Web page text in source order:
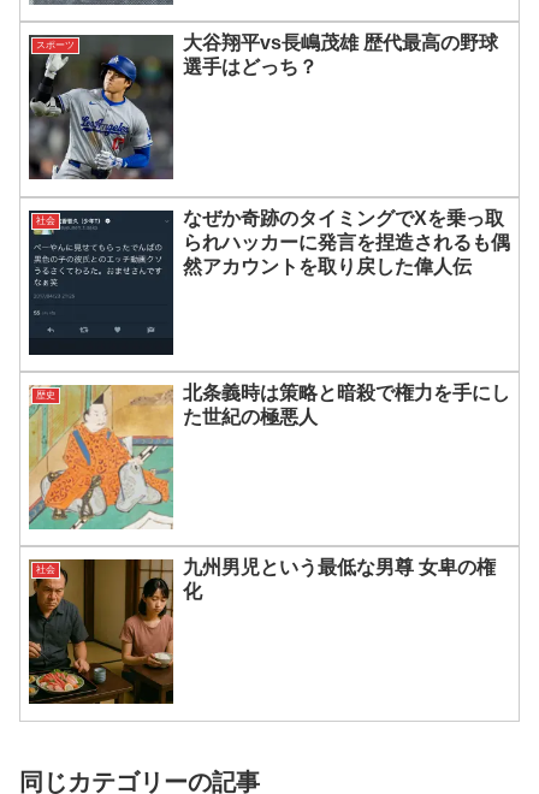
スポーツ
大谷翔平vs長嶋茂雄 歴代最高の野球
選手はどっち？
社会
なぜか奇跡のタイミングでXを乗っ取
られハッカーに発言を捏造されるも偶
然アカウントを取り戻した偉人伝
歴史
北条義時は策略と暗殺で権力を手にし
た世紀の極悪人
社会
九州男児という最低な男尊 女卑の権
化
同じカテゴリーの記事